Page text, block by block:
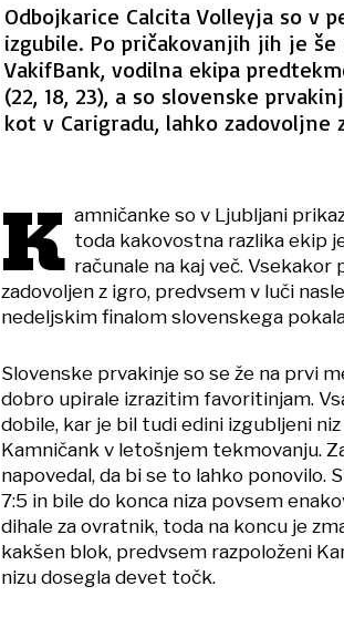
Odbojkarice Calcita Volleyja so v
izgubile. Po pričakovanjih jih je
VakifBank, vodilna ekipa
(22, 18, 23), a so slovenske
kot v Carigradu, lahko zadovoljne
K amničanke so v Ljubljani
toda kakovostna razlika ekip
računale na kaj več.
zadovoljen z igro, predvsem v luči
nedeljskim finalom slovenskega
Slovenske prvakinje so se že na prvi
dobro upirale izrazitim favoritinjam.
dobile, kar je bil tudi edini izgubljeni
Kamničank v letošnjem tekmovanju.
napovedal, da bi se to lahko ponovilo.
7:5 in bile do konca niza povsem
dihale za ovratnik, toda na koncu je
kakšen blok, predvsem razpoloženi
nizu dosegla devet točk.